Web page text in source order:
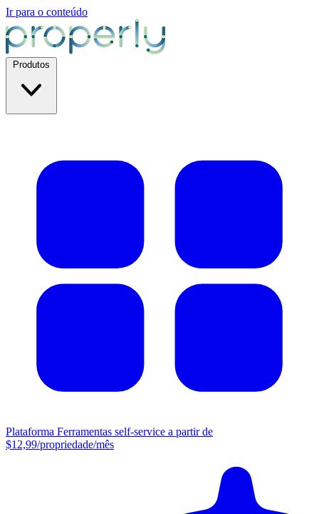
Ir para o conteúdo
Plataforma Ferramentas self-service a partir de
$12,99/propriedade/mês